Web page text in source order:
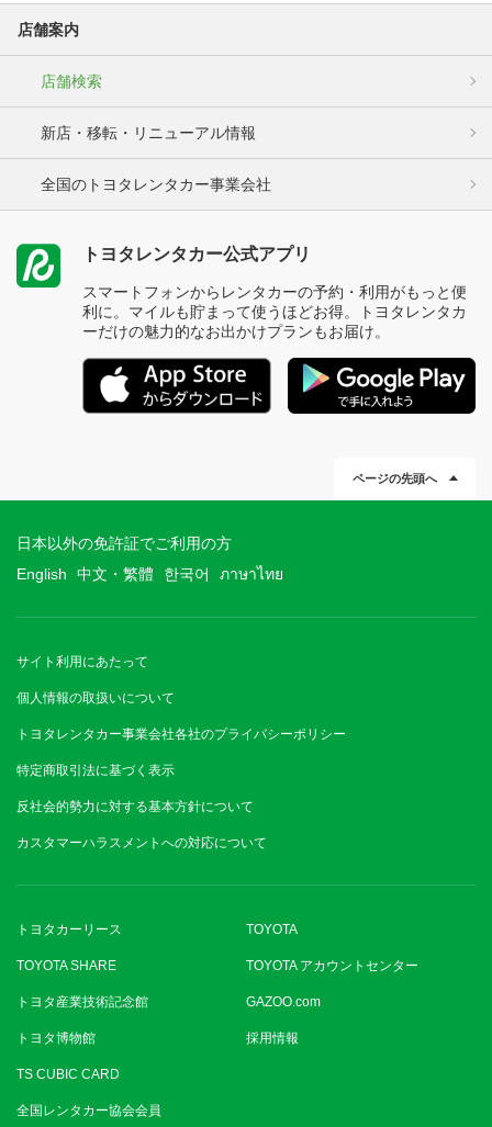
店舗案内
店舗検索
新店・移転・リニューアル情報
全国のトヨタレンタカー事業会社
トヨタレンタカー公式アプリ
スマートフォンからレンタカーの予約・利用がもっと便
利に。マイルも貯まって使うほどお得。トヨタレンタカ
ーだけの魅力的なお出かけプランもお届け。
ページの先頭へ
日本以外の免許証でご利用の方
English
中文・繁體 한국어 ภาษาไทย
サイト利用にあたって
個人情報の取扱いについて
トヨタレンタカー事業会社各社のプライバシーポリシー
特定商取引法に基づく表示
反社会的勢力に対する基本方針について
カスタマーハラスメントへの対応について
トヨタカーリース TOYOTA
TOYOTA SHARE TOYOTA アカウントセンター
トヨタ産業技術記念館 GAZOO.com
トヨタ博物館 採用情報
TS CUBIC CARD
全国レンタカー協会会員